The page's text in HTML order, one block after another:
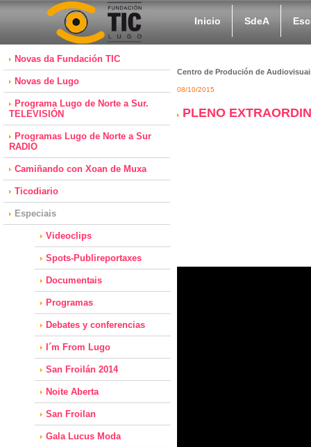
Inicio SdeA
Novas da Fundación TIC
Novas de Lugo
Programa Lugo de Norte a Sur.
TELEVISIÓN
Programas Lugo de Norte a Sur
RADIO
Camiñando con Xoan de Muxa
Ticodiario
Especiais
Videoclips
Spots-Publireportaxes
Documentais
Programas
Debates y conferencias
I´m From Lugo
San Froilán 2014
Noite Aberta
San Froilan
Gala Lucus Moda
Centro de Produción de
08/10/2015
PLENO